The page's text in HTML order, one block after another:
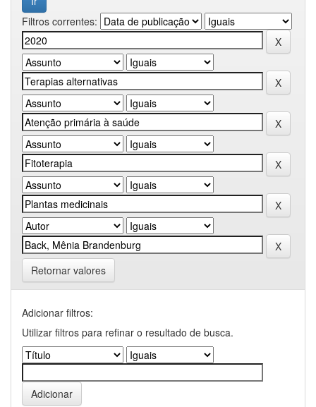
Filtros correntes:
Retornar valores
Adicionar filtros:
Utilizar filtros para refinar o resultado de busca.